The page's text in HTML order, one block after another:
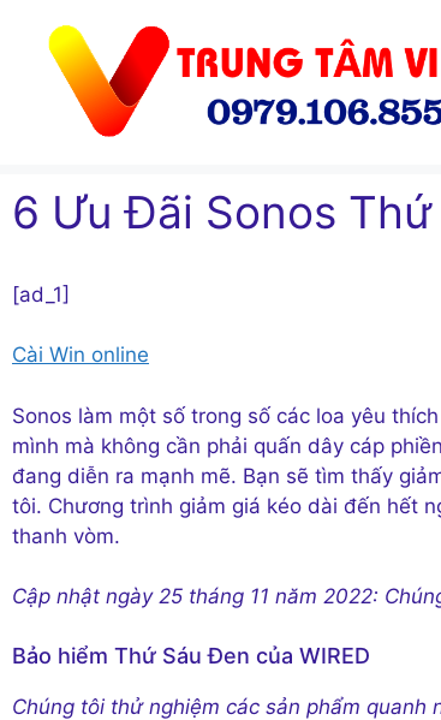
6 Ưu Đãi Sonos
[ad_1]
Cài Win online
Sonos làm một sốtrong số các loa yêu
mình mà không cần phải quấn dây cáp
đang diễn ra mạnh mẽ. Bạn sẽ tìm thấy
tôi. Chương trình giảm giá kéo dài đến hết
thanh vòm.
Cập nhật ngày 25 tháng 11 năm 2022:
Bảo hiểm Thứ Sáu Đen của WIRED
Chúng tôi thử nghiệm các sản phẩm